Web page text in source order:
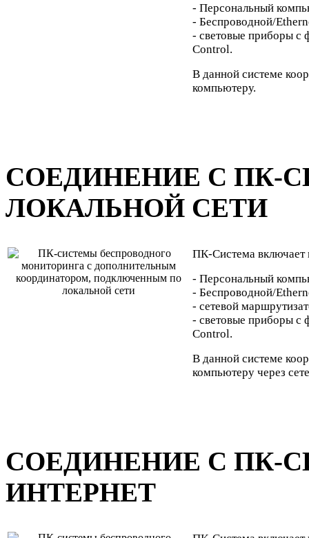
- Персональный
- Беспроводной/
- световые приборы с
Control.
В данной системе
компьютеру.
СОЕДИНЕНИЕ С ПК-
ЛОКАЛЬНОЙ СЕТИ
ПК-Система включает
- Персональный
- Беспроводной/
- сетевой
- световые приборы с
Control.
В данной системе
компьютеру через
СОЕДИНЕНИЕ С ПК-
ИНТЕРНЕТ